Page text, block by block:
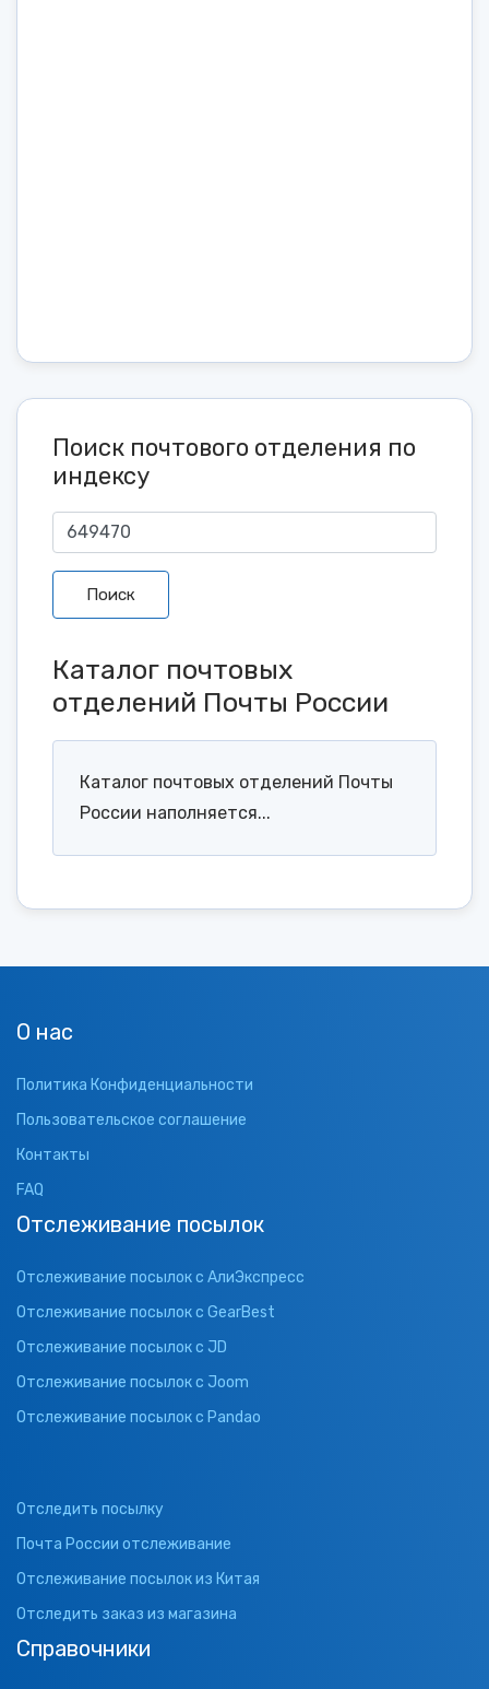
Поиск почтового отделения по
индексу
Поиск
Каталог почтовых
отделений Почты России
Каталог почтовых отделений Почты
России наполняется...
О нас
Политика Конфиденциальности
Пользовательское соглашение
Контакты
FAQ
Отслеживание посылок
Отслеживание посылок с АлиЭкспресс
Отслеживание посылок с GearBest
Отслеживание посылок с JD
Отслеживание посылок с Joom
Отслеживание посылок с Pandao
Отследить посылку
Почта России отслеживание
Отслеживание посылок из Китая
Отследить заказ из магазина
Справочники